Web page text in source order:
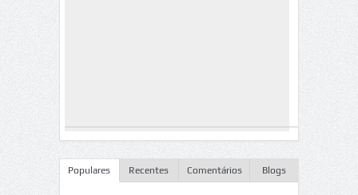
Populares Recentes Comentários Blogs